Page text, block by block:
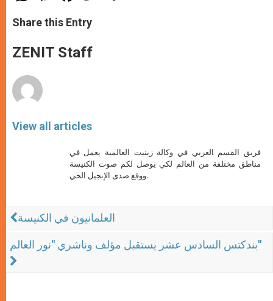
t
s
p
p
s
e
g
e
e
b
o
k
Share this Entry
ZENIT Staff
View all articles
فريق القسم العربي في وكالة زينيت العالمية يعمل في
مناطق مختلفة من العالم لكي يوصل لكم صوت الكنيسة
ووقع صدى الإنجيل الحي.
العلمانيون في الكنيسة
بندكتس السادس عشر يستقبل مؤلف وناشري "نور العالم"